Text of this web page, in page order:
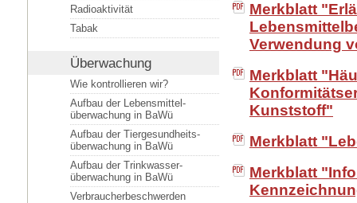
Radioaktivität
Tabak
Überwachung
Wie kontrollieren wir?
Aufbau der Lebensmittel­
überwachung in BaWü
Aufbau der Tiergesundheits­
überwachung in BaWü
Aufbau der Trinkwasser­
überwachung in BaWü
Verbraucherbeschwerden
Merkblatt
Verwendung
Merkblatt
Kunststoff"
Merkblatt
Merkblatt